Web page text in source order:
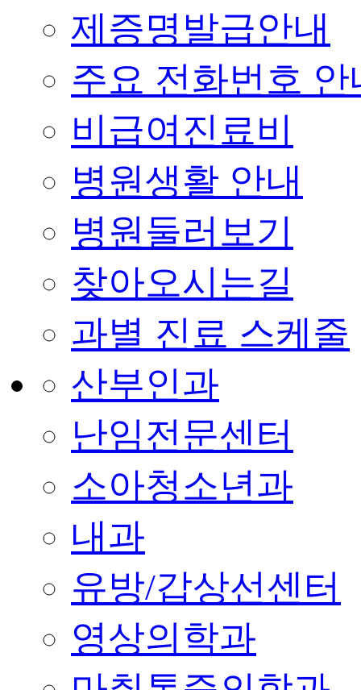
제증명발급안내
주요 전화번호 안
비급여진료비
병원생활 안내
병원둘러보기
찾아오시는길
과별 진료 스케줄
산부인과
난임전문센터
소아청소년과
내과
유방/갑상선센터
영상의학과